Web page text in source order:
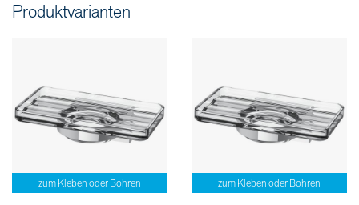
Produktvarianten
zum Kleben oder Bohren zum Kleben oder Bohren